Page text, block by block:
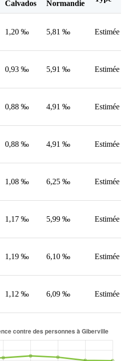
Calvados
Normandie
1,20 ‰ 5,81 ‰ Estimée
0,93 ‰ 5,91 ‰ Estimée
0,88 ‰ 4,91 ‰ Estimée
0,88 ‰ 4,91 ‰ Estimée
1,08 ‰ 6,25 ‰ Estimée
1,17 ‰ 5,99 ‰ Estimée
1,19 ‰ 6,10 ‰ Estimée
1,12 ‰ 6,09 ‰ Estimée